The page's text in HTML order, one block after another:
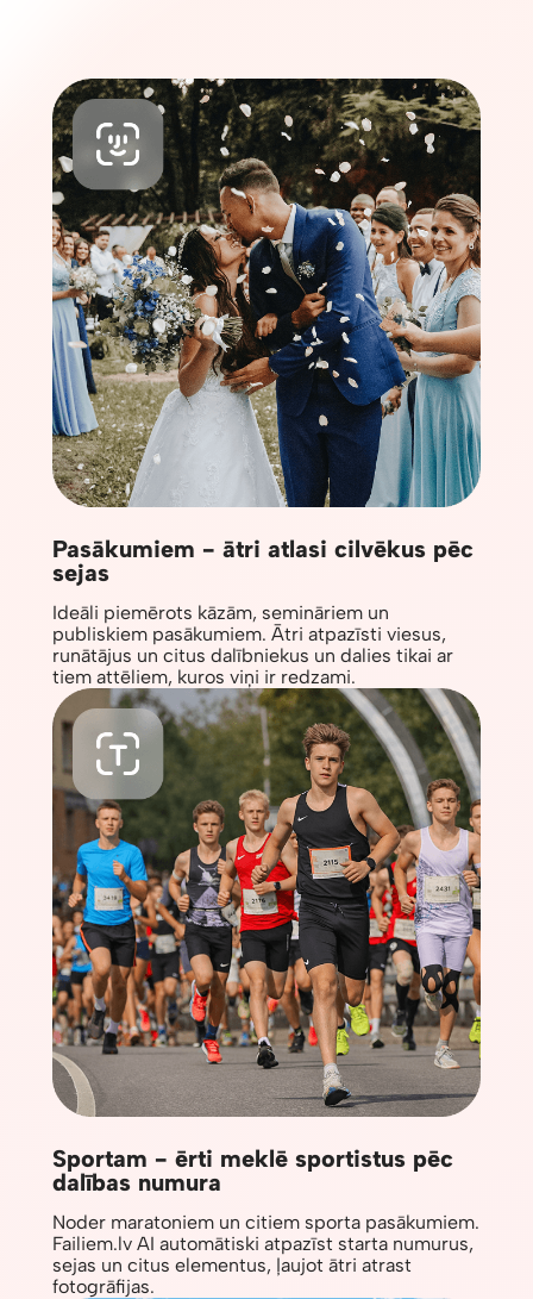
Pasākumiem - ātri atlasi cilvēkus pēc
sejas
Ideāli piemērots kāzām, semināriem un
publiskiem pasākumiem. Ātri atpazīsti viesus,
runātājus un citus dalībniekus un dalies tikai ar
tiem attēliem, kuros viņi ir redzami.
Sportam - ērti meklē sportistus pēc
dalības numura
Noder maratoniem un citiem sporta pasākumiem.
Failiem.lv AI automātiski atpazīst starta numurus,
sejas un citus elementus, ļaujot ātri atrast
fotogrāfijas.